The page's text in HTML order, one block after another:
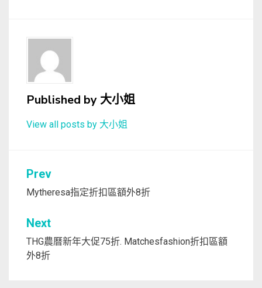
Published by大小姐
View all posts by 大小姐
文
章
導
覽
Prev
Mytheresa指定折扣區額外8折
Next
THG農曆新年大促75折. Matchesfashion折扣區額
外8折